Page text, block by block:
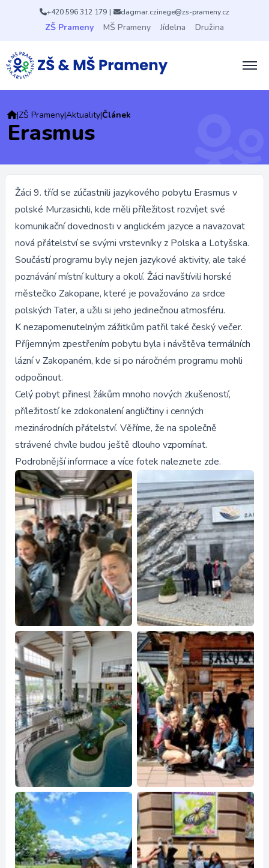
+420 596 312 179 | dagmar.czinege@zs-prameny.cz
ZŠ Prameny MŠ Prameny Jídelna Družina
|ZŠ Prameny|Aktuality|Článek
Erasmus
Žáci 9. tříd se zúčastnili jazykového pobytu Erasmus v
polské Murzasichli, kde měli příležitost rozvíjet své
komunikační dovednosti v anglickém jazyce a navazovat
nová přátelství se svými vrstevníky z Polska a Lotyšska.
Součástí programu byly nejen jazykové aktivity, ale také
poznávání místní kultury a okolí. Žáci navštívili horské
městečko Zakopane, které je považováno za srdce
polských Tater, a užili si jeho jedinečnou atmosféru.
K nezapomenutelným zážitkům patřil také český večer.
Příjemným zpestřením pobytu byla i návštěva termálních
lázní v Zakopaném, kde si po náročném programu mohli
odpočinout.
Celý pobyt přinesl žákům mnoho nových zkušeností,
příležitostí ke zdokonalení angličtiny i cenných
mezinárodních přátelství. Věříme, že na společně
strávené chvíle budou ještě dlouho vzpomínat.
Podrobnější informace a více fotek naleznete zde.